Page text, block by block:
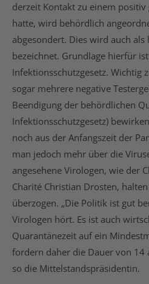
derzeit Kontakt zu einem positiv
hatte, wird behördlich
abgesondert. Dies wird auch
bezeichnet. Grundlage hierfür
Infektionsschutzgesetz. Wichtig
sogar mehrere negative
Beendigung der behördlichen
Infektionsschutzgesetz)
noch aus der Anfangszeit der
man jedoch mehr über die
angesehene Virologen, wie der
Charité Christian Drosten,
überzogen. „Die Politik ist gut
Virologen hört. Es ist auch
Quarantänezeit auf ein
fordern daher die Dauer von 14
so die Mittelstandspräsidentin.